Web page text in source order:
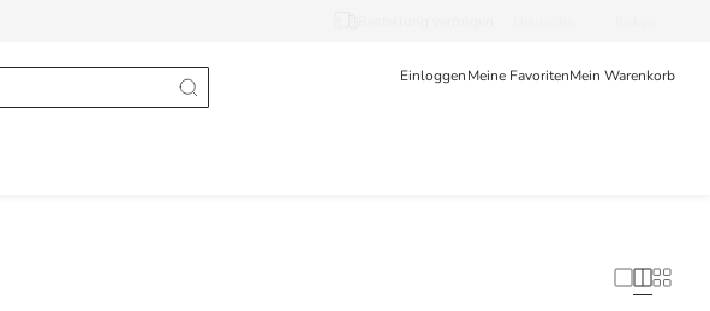
EinloggenMeine FavoritenMein Warenkorb